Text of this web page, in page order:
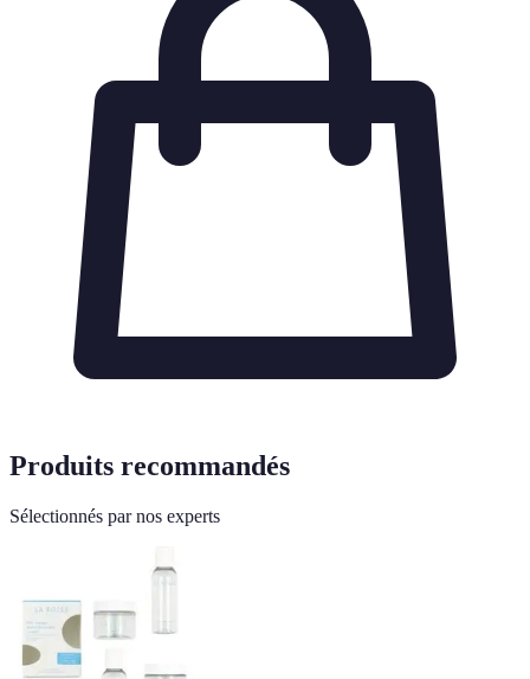
Produits recommandés
Sélectionnés par nos experts